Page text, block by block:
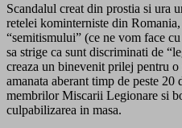
Scandalul creat din prostia si ura
retelei kominterniste din
“semitismului” (ce ne vom face
sa strige ca sunt discriminati de
creaza un binevenit prilej pentru o
amanata aberant timp de peste
membrilor Miscarii Legionare si
culpabilizarea in masa.